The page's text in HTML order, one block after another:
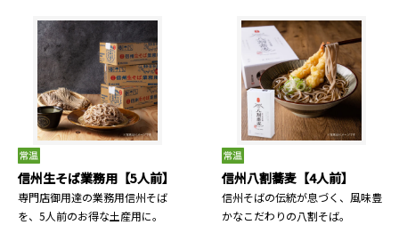
信州生そば業務用【5人前】
専門店御用達の業務用信州そば
を、5人前のお得な土産用に。
信州八割蕎麦【4人前】
信州そばの伝統が息づく、風味豊
かなこだわりの八割そば。